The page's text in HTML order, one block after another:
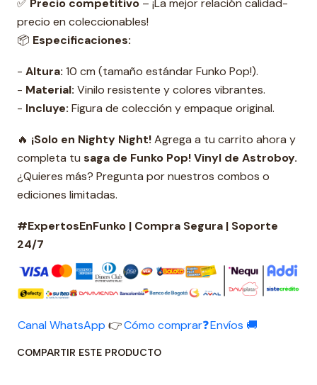
✅ Precio competitivo – ¡La mejor relación calidad-
precio en coleccionables!
📦 Especificaciones:
- Altura: 10 cm (tamaño estándar Funko Pop!).
- Material: Vinilo resistente y colores vibrantes.
- Incluye: Figura de colección y empaque original.
🔥 ¡Solo en Nighty Night!Agrega a tu carrito ahora y
completa tu saga de Funko Pop! Vinyl de Astroboy.
¿Quieres más? Pregunta por nuestros combos o
ediciones limitadas.
#ExpertosEnFunko | Compra Segura | Soporte
24/7
Canal WhatsApp 👉Cómo comprar❓Envíos 🚚
COMPARTIR ESTE PRODUCTO